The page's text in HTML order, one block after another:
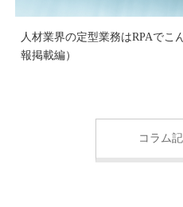
人材業界の定型業務はRPAでこ
報掲載編）
コラム